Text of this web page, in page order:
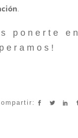
.
ponerte en